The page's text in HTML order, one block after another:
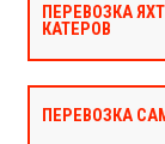
ПЕРЕВОЗКА
КАТЕРОВ
ПЕРЕВОЗКА